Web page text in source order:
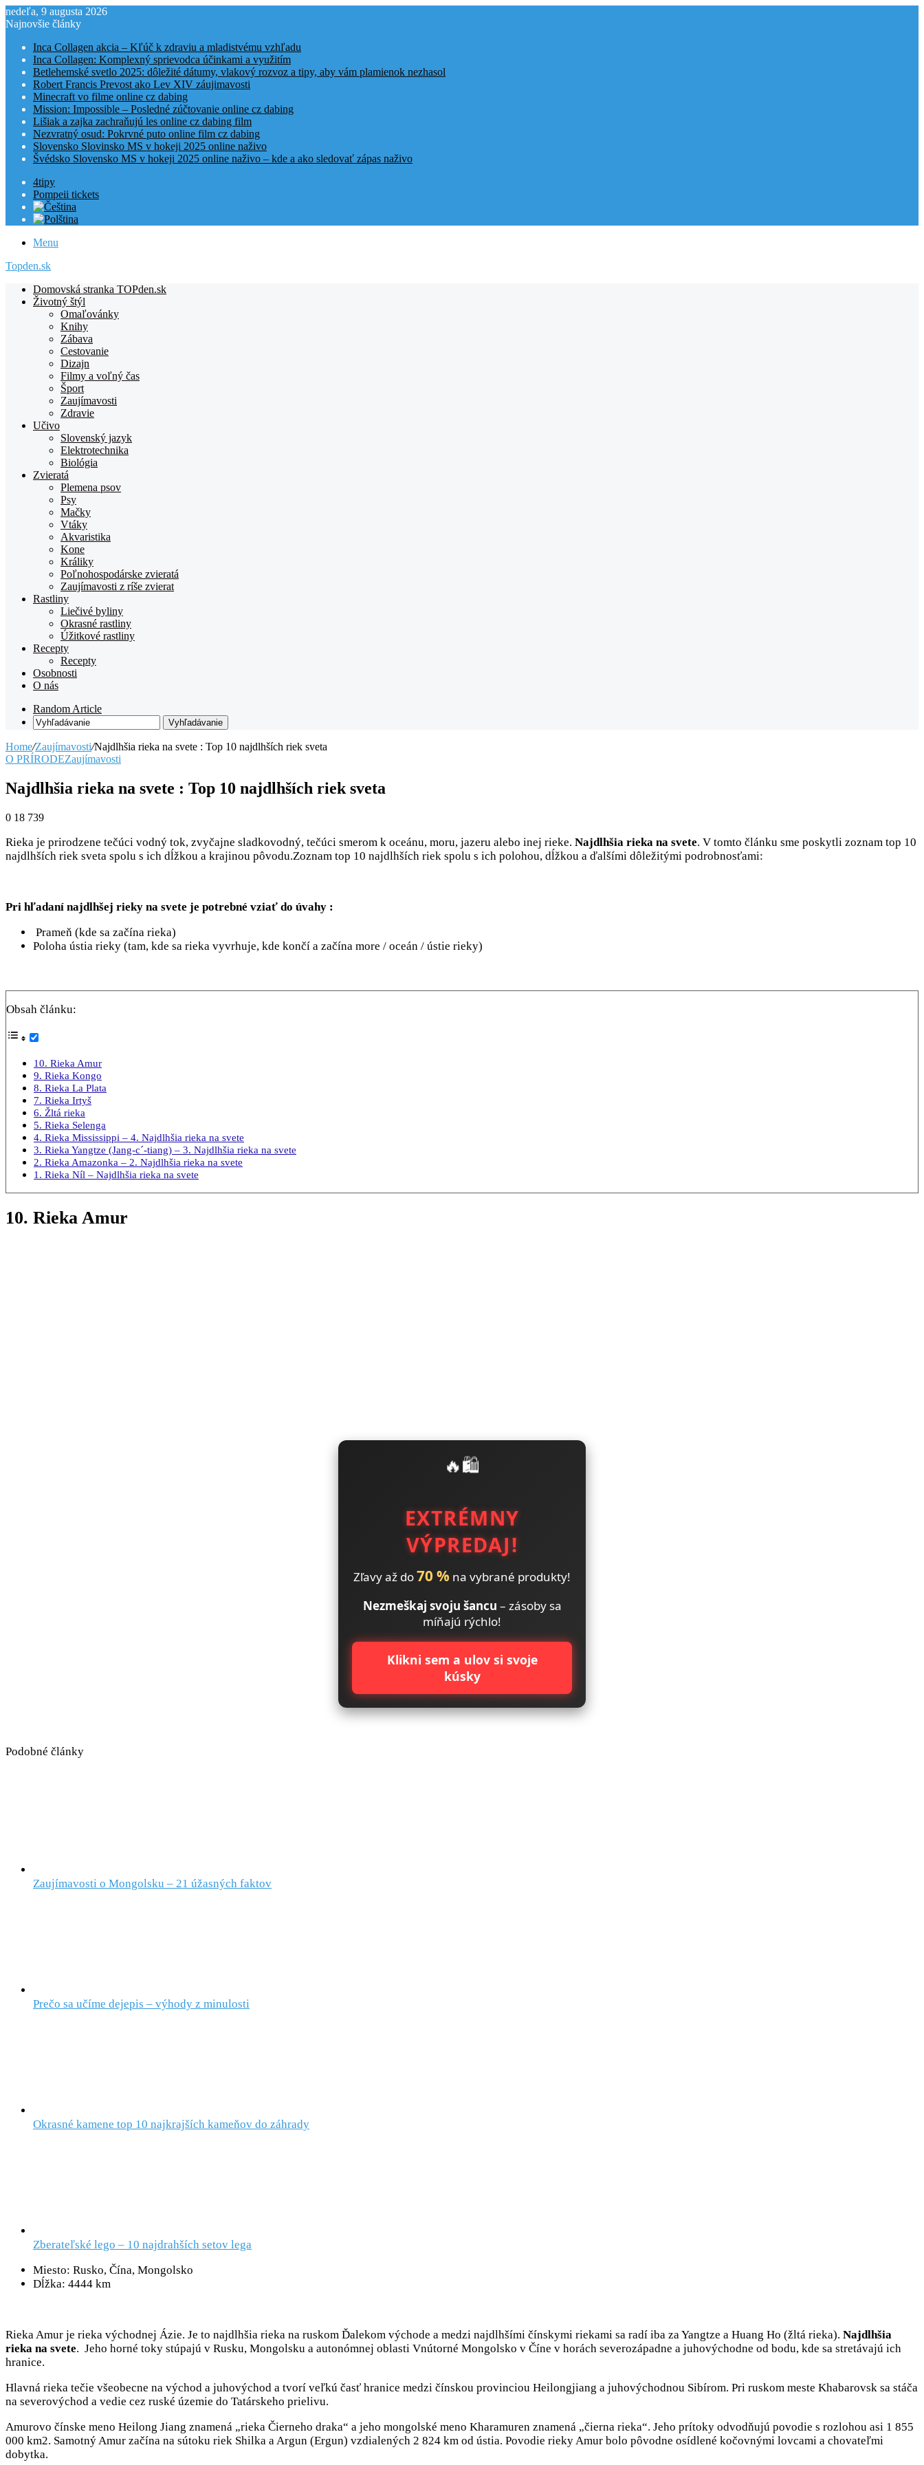
nedeľa, 9 augusta 2026
Najnovšie články
Inca Collagen akcia – Kľúč k zdraviu a mladistvému vzhľadu
Inca Collagen: Komplexný sprievodca účinkami a využitím
Betlehemské svetlo 2025: dôležité dátumy, vlakový rozvoz a tipy, aby vám plamienok nezhasol
Robert Francis Prevost ako Lev XIV záujimavosti
Minecraft vo filme online cz dabing
Mission: Impossible – Posledné zúčtovanie online cz dabing
Lišiak a zajka zachraňujú les online cz dabing film
Nezvratný osud: Pokrvné puto online film cz dabing
Slovensko Slovinsko MS v hokeji 2025 online naživo
Švédsko Slovensko MS v hokeji 2025 online naživo – kde a ako sledovať zápas naživo
4tipy
Pompeii tickets
Menu
Topden.sk
Domovská stranka TOPden.sk
Životný štýl
Omaľovánky
Knihy
Zábava
Cestovanie
Dizajn
Filmy a voľný čas
Šport
Zaujímavosti
Zdravie
Učivo
Slovenský jazyk
Elektrotechnika
Biológia
Zvieratá
Plemena psov
Psy
Mačky
Vtáky
Akvaristika
Kone
Králiky
Poľnohospodárske zvieratá
Zaujímavosti z ríše zvierat
Rastliny
Liečivé byliny
Okrasné rastliny
Úžitkové rastliny
Recepty
Recepty
Osobnosti
O nás
Random Article
Vyhľadávanie
Home/Zaujímavosti/Najdlhšia rieka na svete : Top 10 najdlhších riek sveta
O PRÍRODEZaujímavosti
Najdlhšia rieka na svete : Top 10 najdlhších riek sveta
0 18 739
Rieka je prirodzene tečúci vodný tok, zvyčajne sladkovodný, tečúci smerom k oceánu, moru, jazeru alebo inej rieke. Najdlhšia rieka na svete. V tomto článku sme poskytli zoznam top 10
najdlhších riek sveta spolu s ich dĺžkou a krajinou pôvodu.Zoznam top 10 najdlhších riek spolu s ich polohou, dĺžkou a ďalšími dôležitými podrobnosťami:
Pri hľadaní najdlhšej rieky na svete je potrebné vziať do úvahy :
Prameň (kde sa začína rieka)
Poloha ústia rieky (tam, kde sa rieka vyvrhuje, kde končí a začína more / oceán / ústie rieky)
Obsah článku:
10. Rieka Amur
9. Rieka Kongo
8. Rieka La Plata
7. Rieka Irtyš
6. Žltá rieka
5. Rieka Selenga
4. Rieka Mississippi – 4. Najdlhšia rieka na svete
3. Rieka Yangtze (Jang-c´-tiang) – 3. Najdlhšia rieka na svete
2. Rieka Amazonka – 2. Najdlhšia rieka na svete
1. Rieka Níl – Najdlhšia rieka na svete
10. Rieka Amur
🔥🛍️
EXTRÉMNY
VÝPREDAJ!
Zľavy až do70 % na vybrané produkty!
Nezmeškaj svoju šancu – zásoby sa
míňajú rýchlo!
Klikni sem a ulov si svoje
kúsky
Podobné články
Zaujímavosti o Mongolsku – 21 úžasných faktov
Prečo sa učíme dejepis – výhody z minulosti
Okrasné kamene top 10 najkrajších kameňov do záhrady
Zberateľské lego – 10 najdrahších setov lega
Miesto: Rusko, Čína, Mongolsko
Dĺžka: 4444 km
Rieka Amur je rieka východnej Ázie. Je to najdlhšia rieka na ruskom Ďalekom východe a medzi najdlhšími čínskymi riekami sa radí iba za Yangtze a Huang Ho (žltá rieka). Najdlhšia
rieka na svete. Jeho horné toky stúpajú v Rusku, Mongolsku a autonómnej oblasti Vnútorné Mongolsko v Číne v horách severozápadne a juhovýchodne od bodu, kde sa stretávajú ich
hranice.
Hlavná rieka tečie všeobecne na východ a juhovýchod a tvorí veľkú časť hranice medzi čínskou provinciou Heilongjiang a juhovýchodnou Sibírom. Pri ruskom meste Khabarovsk sa stáča
na severovýchod a vedie cez ruské územie do Tatárskeho prielivu.
Amurovo čínske meno Heilong Jiang znamená „rieka Čierneho draka“ a jeho mongolské meno Kharamuren znamená „čierna rieka“. Jeho prítoky odvodňujú povodie s rozlohou asi 1 855
000 km2. Samotný Amur začína na sútoku riek Shilka a Argun (Ergun) vzdialených 2 824 km od ústia. Povodie rieky Amur bolo pôvodne osídlené kočovnými lovcami a chovateľmi
dobytka.